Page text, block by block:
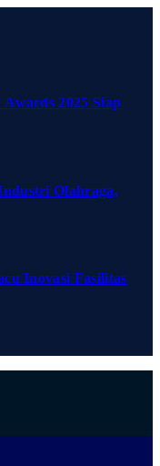
2025 Siap
Olahraga,
Inovasi Fasilitas